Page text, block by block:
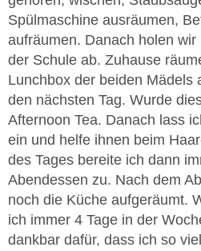
Spülmaschine ausräumen,
aufräumen. Danach holen
der Schule ab. Zuhause
Lunchbox der beiden Mädels
den nächsten Tag. Wurde
Afternoon Tea. Danach lass
ein und helfe ihnen beim
des Tages bereite ich dann
Abendessen zu. Nach dem
noch die Küche aufgeräumt.
ich immer 4 Tage in der
dankbar dafür, dass ich so